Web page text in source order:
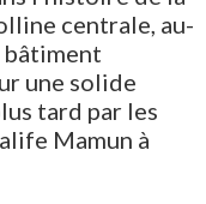
centrale, au-
bâtiment
une solide
tard par les
Mamun à